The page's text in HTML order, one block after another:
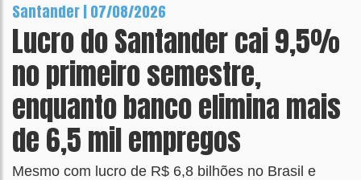
Santander | 07/08/2026
Lucro do Santander cai 9,5%
no primeiro semestre,
enquanto banco elimina mais
de 6,5 mil empregos
Mesmo com lucro de R$ 6,8 bilhões no Brasil e